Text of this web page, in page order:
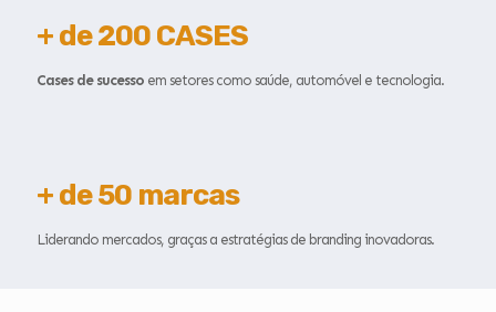
+ de 200CASES
Cases de sucesso em setores como saúde, automóvel e tecnologia.
+ de50 marcas
Liderando mercados, graças a estratégias de branding inovadoras.